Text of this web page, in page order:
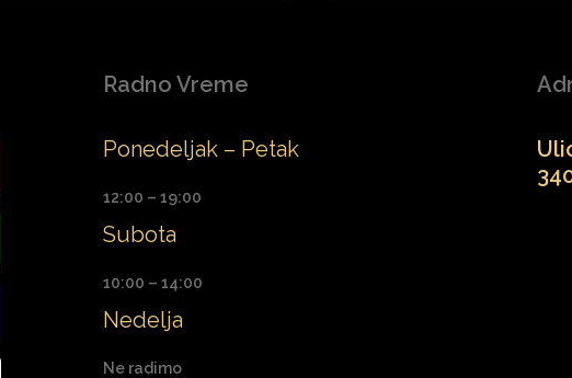
Radno Vreme
Ponedeljak – Petak
12:00 – 19:00
Subota
10:00 – 14:00
Nedelja
Ne radimo